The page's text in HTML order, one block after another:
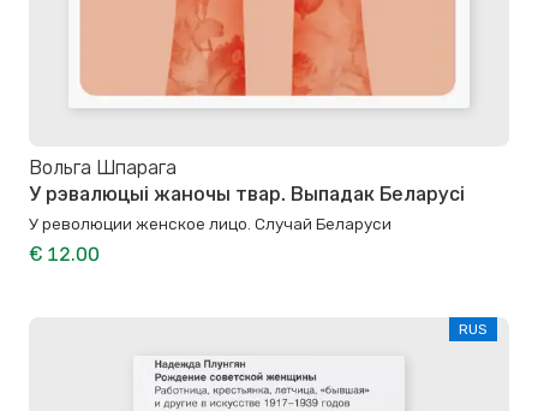
Вольга Шпарага
У рэвалюцыі жаночы твар. Выпадак Беларусі
У революции женское лицо. Случай Беларуси
€ 12.00
RUS